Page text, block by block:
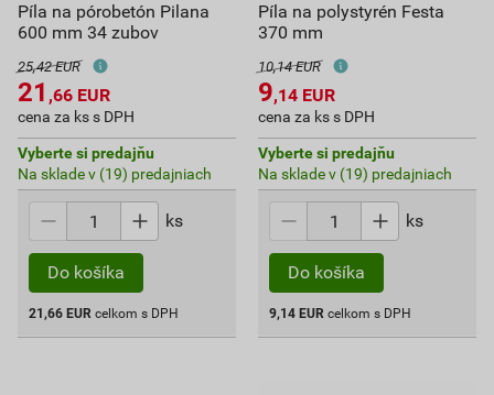
Píla na pórobetón Pilana
600 mm 34 zubov
25,42 EUR
21 ,66 EUR
cena za ks s DPH
Vyberte si predajňu
Na sklade v (19) predajniach
ks
Do košíka
21,66 EUR celkom s DPH
Píla na polystyrén Festa
370 mm
10,14 EUR
9,14 EUR
cena za ks s DPH
Vyberte si predajňu
Na sklade v (19) predajniach
ks
Do košíka
9,14 EUR celkom s DPH